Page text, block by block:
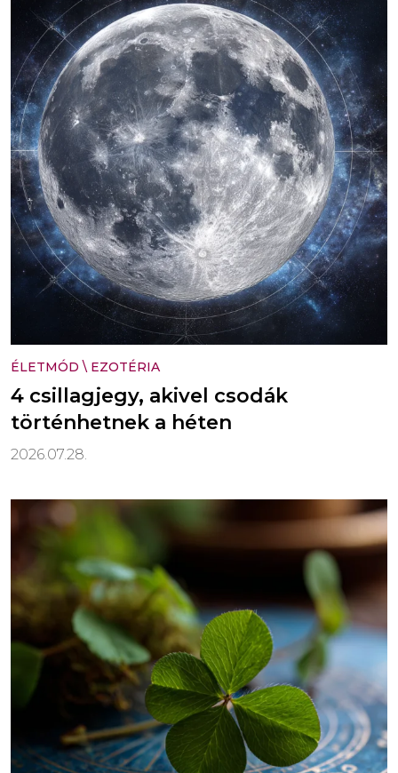
ÉLETMÓD \ EZOTÉRIA
4 csillagjegy, akivel csodák
történhetnek a héten
2026.07.28.